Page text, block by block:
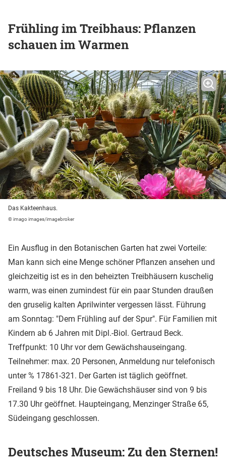
Frühling im Treibhaus: Pflanzen
schauen im Warmen
Das Kakteenhaus.
© imago images/imagebroker
Ein Ausflug in den Botanischen Garten hat zwei Vorteile:
Man kann sich eine Menge schöner Pflanzen ansehen und
gleichzeitig ist es in den beheizten Treibhäusern kuschelig
warm, was einen zumindest für ein paar Stunden draußen
den gruselig kalten Aprilwinter vergessen lässt. Führung
am Sonntag: "Dem Frühling auf der Spur". Für Familien mit
Kindern ab 6 Jahren mit Dipl.-Biol. Gertraud Beck.
Treffpunkt: 10 Uhr vor dem Gewächshauseingang.
Teilnehmer: max. 20 Personen, Anmeldung nur telefonisch
unter % 17861-321. Der Garten ist täglich geöffnet.
Freiland 9 bis 18 Uhr. Die Gewächshäuser sind von 9 bis
17.30 Uhr geöffnet. Haupteingang, Menzinger Straße 65,
Südeingang geschlossen.
Deutsches Museum: Zu den Sternen!